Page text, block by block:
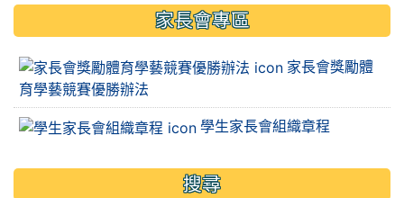
家長會專區
家長會獎勵體
育學藝競賽優勝辦法
學生家長會組織章程
搜尋